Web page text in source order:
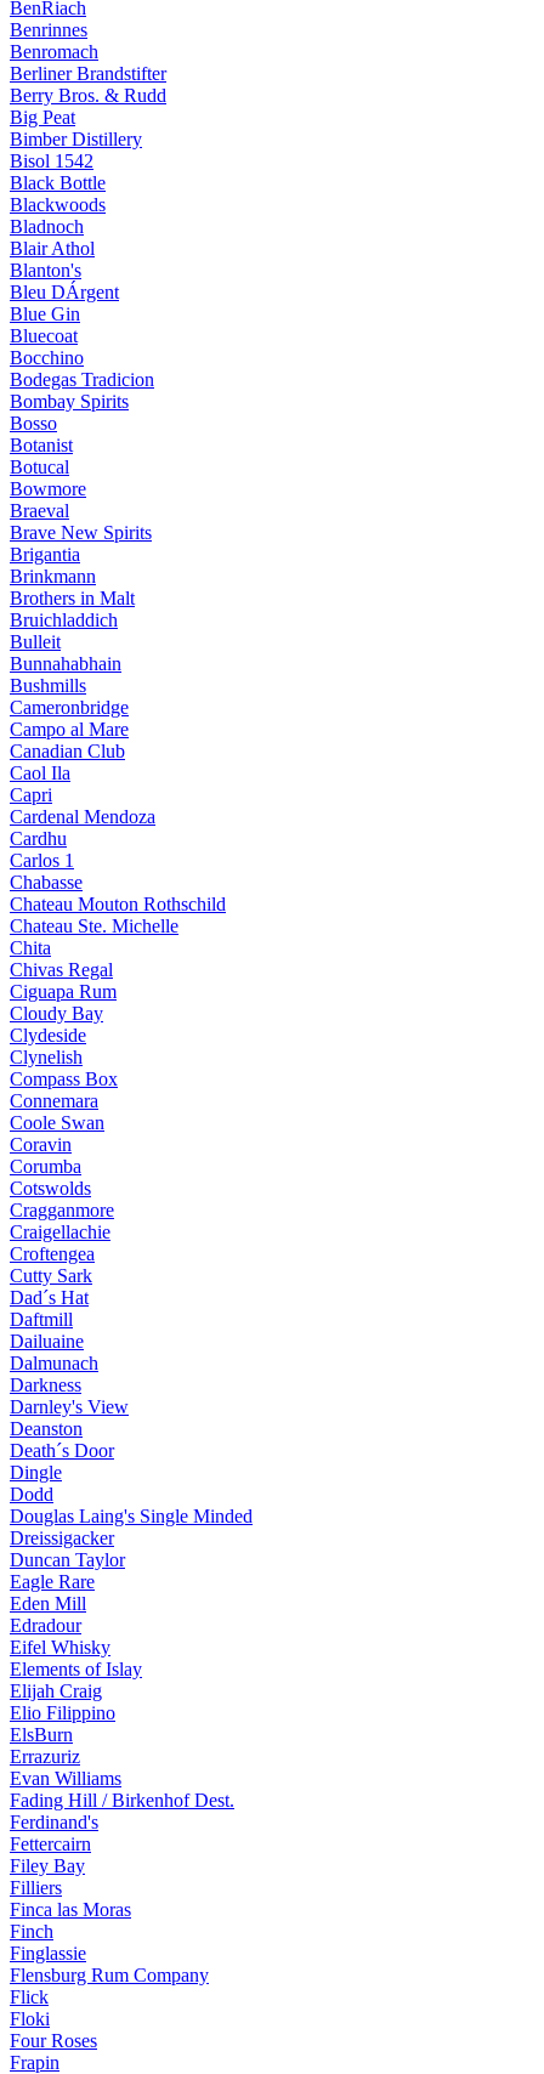
BenRiach
Benrinnes
Benromach
Berliner Brandstifter
Berry Bros. & Rudd
Big Peat
Bimber Distillery
Bisol 1542
Black Bottle
Blackwoods
Bladnoch
Blair Athol
Blanton's
Bleu DÁrgent
Blue Gin
Bluecoat
Bocchino
Bodegas Tradicion
Bombay Spirits
Bosso
Botanist
Botucal
Bowmore
Braeval
Brave New Spirits
Brigantia
Brinkmann
Brothers in Malt
Bruichladdich
Bulleit
Bunnahabhain
Bushmills
Cameronbridge
Campo al Mare
Canadian Club
Caol Ila
Capri
Cardenal Mendoza
Cardhu
Carlos 1
Chabasse
Chateau Mouton Rothschild
Chateau Ste. Michelle
Chita
Chivas Regal
Ciguapa Rum
Cloudy Bay
Clydeside
Clynelish
Compass Box
Connemara
Coole Swan
Coravin
Corumba
Cotswolds
Cragganmore
Craigellachie
Croftengea
Cutty Sark
Dad´s Hat
Daftmill
Dailuaine
Dalmunach
Darkness
Darnley's View
Deanston
Death´s Door
Dingle
Dodd
Douglas Laing's Single Minded
Dreissigacker
Duncan Taylor
Eagle Rare
Eden Mill
Edradour
Eifel Whisky
Elements of Islay
Elijah Craig
Elio Filippino
ElsBurn
Errazuriz
Evan Williams
Fading Hill / Birkenhof Dest.
Ferdinand's
Fettercairn
Filey Bay
Filliers
Finca las Moras
Finch
Finglassie
Flensburg Rum Company
Flick
Floki
Four Roses
Frapin